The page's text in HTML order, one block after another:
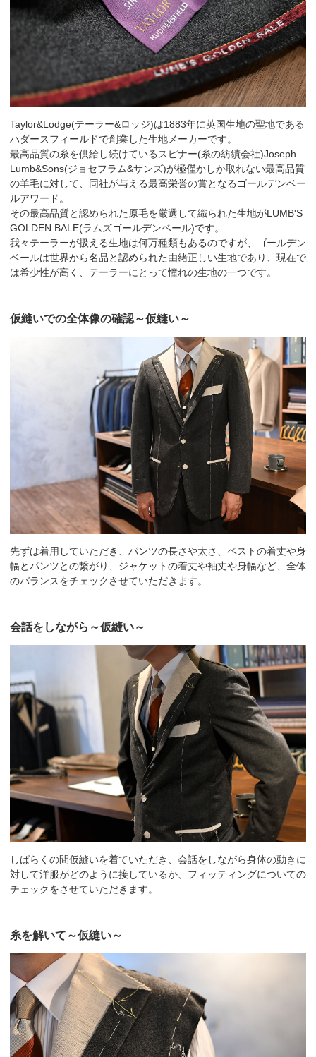
Taylor&Lodge(テーラー&ロッジ)は1883年に英国生地の聖地である
ハダースフィールドで創業した生地メーカーです。
最高品質の糸を供給し続けているスピナー(糸の紡績会社)Joseph
Lumb&Sons(ジョセフラム&サンズ)が極僅かしか取れない最高品質
の羊毛に対して、同社が与える最高栄誉の賞となるゴールデンベー
ルアワード。
その最高品質と認められた原毛を厳選して織られた生地がLUMB'S
GOLDEN BALE(ラムズゴールデンベール)です。
我々テーラーが扱える生地は何万種類もあるのですが、ゴールデン
ベールは世界から名品と認められた由緒正しい生地であり、現在で
は希少性が高く、テーラーにとって憧れの生地の一つです。
仮縫いでの全体像の確認～仮縫い～
先ずは着用していただき、パンツの長さや太さ、ベストの着丈や身
幅とパンツとの繋がり、ジャケットの着丈や袖丈や身幅など、全体
のバランスをチェックさせていただきます。
会話をしながら～仮縫い～
しばらくの間仮縫いを着ていただき、会話をしながら身体の動きに
対して洋服がどのように接しているか、フィッティングについての
チェックをさせていただきます。
糸を解いて～仮縫い～